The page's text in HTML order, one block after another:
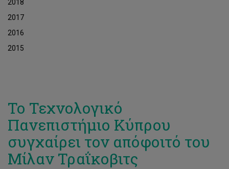
2018
2017
2016
2015
Το Τεχνολογικό
Πανεπιστήμιο Κύπρου
συγχαίρει τον απόφοιτό του
Μίλαν Τραΐκοβιτς